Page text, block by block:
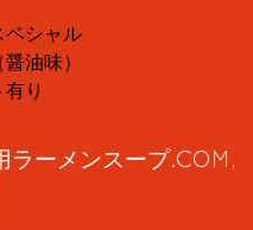
ペシャル
油味）
り
ラーメンスープ.COM ,